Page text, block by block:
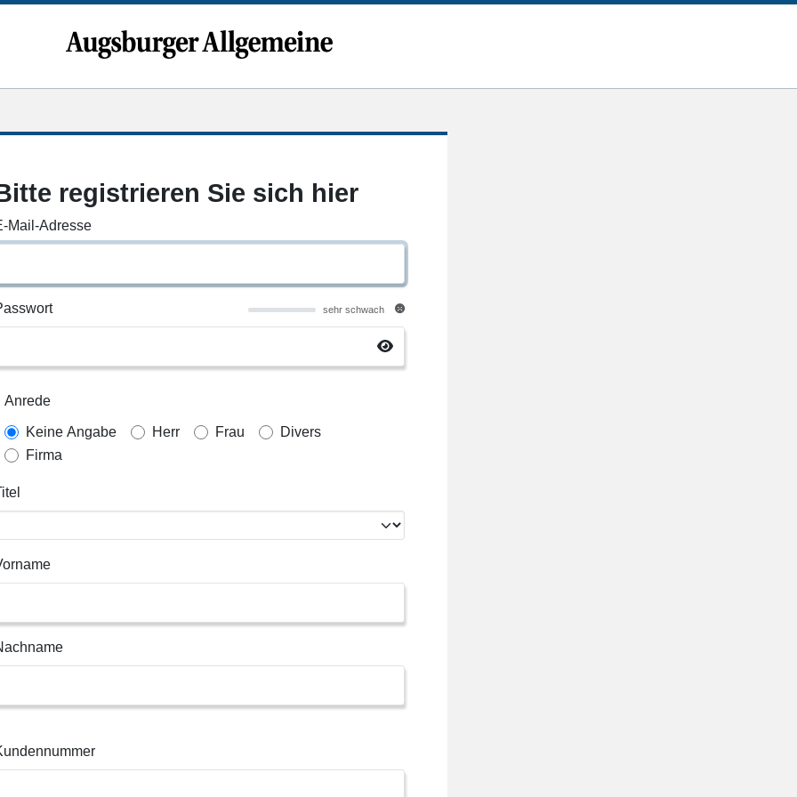
registrieren Sie sich hier
Mail-Adresse
sehr schwach
Anrede
Keine Angabe Herr Frau
Divers
Firma